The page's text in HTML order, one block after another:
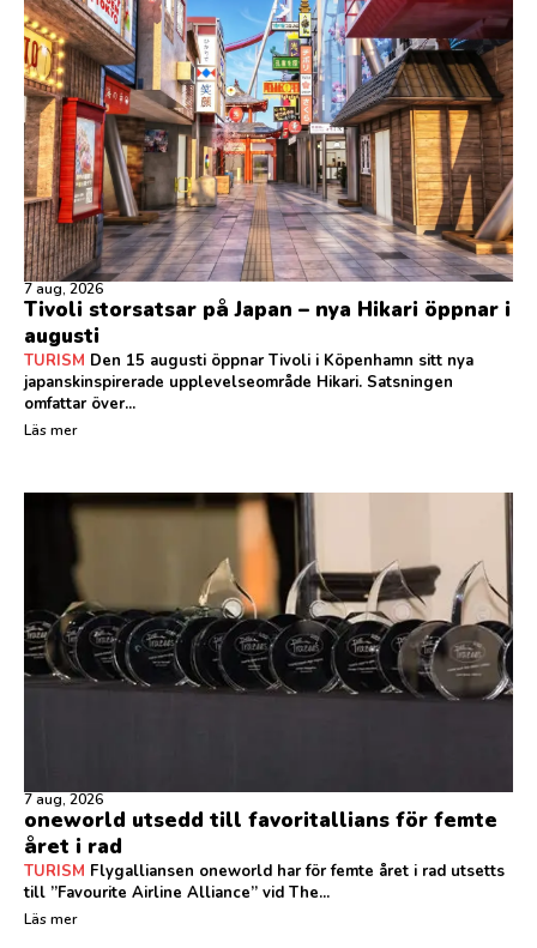
7 aug, 2026
Tivoli storsatsar på Japan – nya Hikari öppnar i
augusti
TURISM Den 15 augusti öppnar Tivoli i Köpenhamn sitt nya
japanskinspirerade upplevelseområde Hikari. Satsningen
omfattar över...
Läs mer
7 aug, 2026
oneworld utsedd till favoritallians för femte
året i rad
TURISM Flygalliansen oneworld har för femte året i rad utsetts
till ”Favourite Airline Alliance” vid The...
Läs mer